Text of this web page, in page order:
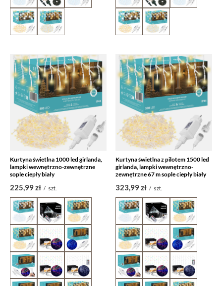
Kurtyna świetlna 1000 led girlanda,
lampki wewnętrzno-zewnętrzne
sople ciepły biały
225,99 zł / szt.
Kurtyna świetlna z pilotem 1500 led
girlanda, lampki wewnętrzno-
zewnętrzne 67 m sople ciepły biały
323,99 zł / szt.